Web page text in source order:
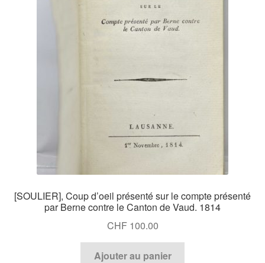
[SOULIER], Coup d’oeil présenté sur le compte présenté
par Berne contre le Canton de Vaud. 1814
CHF100.00
Ajouter au panier